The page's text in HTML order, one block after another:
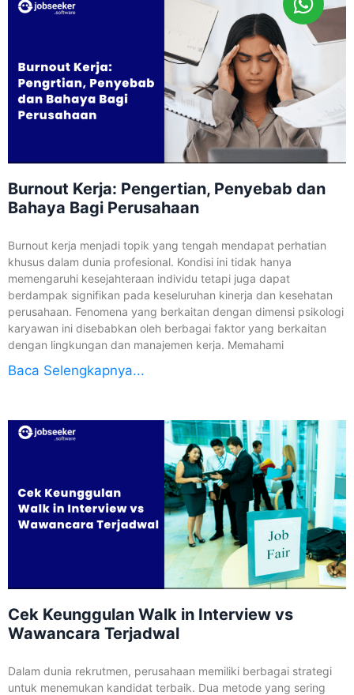
Burnout Kerja: Pengertian, Penyebab dan
Bahaya Bagi Perusahaan
Burnout kerja menjadi topik yang tengah mendapat perhatian
khusus dalam dunia profesional. Kondisi ini tidak hanya
memengaruhi kesejahteraan individu tetapi juga dapat
berdampak signifikan pada keseluruhan kinerja dan kesehatan
perusahaan. Fenomena yang berkaitan dengan dimensi psikologi
karyawan ini disebabkan oleh berbagai faktor yang berkaitan
dengan lingkungan dan manajemen kerja. Memahami
Baca Selengkapnya...
Cek Keunggulan Walk in Interview vs
Wawancara Terjadwal
Dalam dunia rekrutmen, perusahaan memiliki berbagai strategi
untuk menemukan kandidat terbaik. Dua metode yang sering